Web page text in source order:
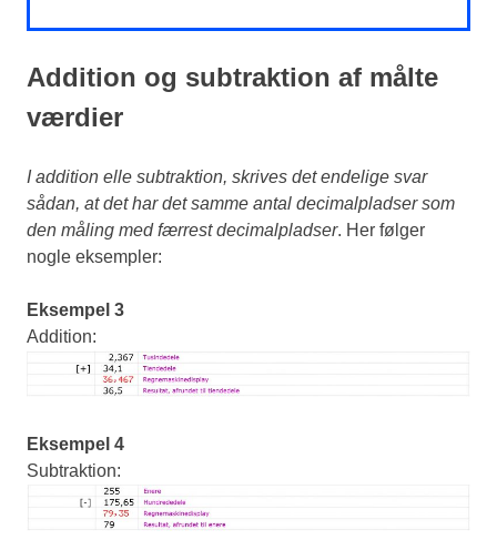
Addition og subtraktion af målte
værdier
I addition elle subtraktion, skrives det endelige svar
sådan, at det har det samme antal decimalpladser som
den måling med færrest decimalpladser. Her følger
nogle eksempler:
Eksempel 3
Addition:
Eksempel 4
Subtraktion: